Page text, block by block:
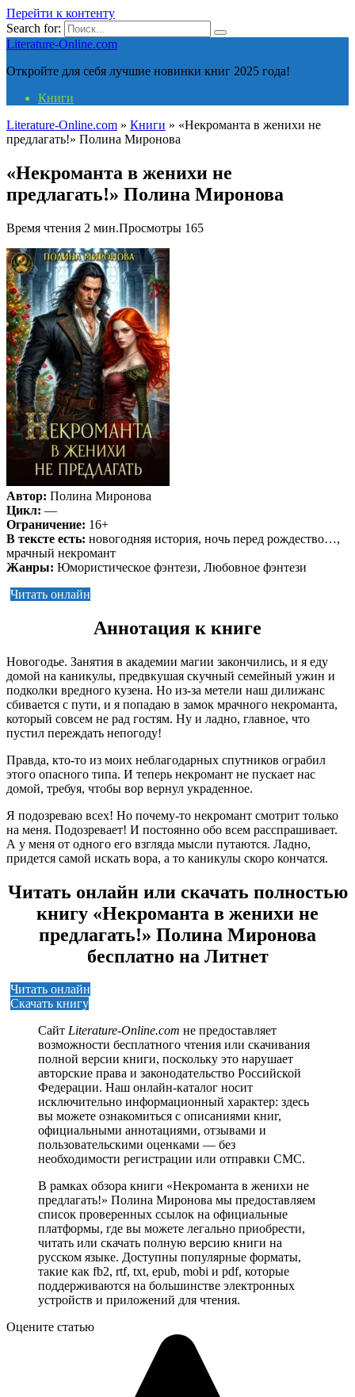
Перейти к контенту
Search for:
Literature-Online.com
Откройте для себя лучшие новинки книг 2025 года!
Книги
Literature-Online.com » Книги » «Некроманта в женихи не
предлагать!» Полина Миронова
«Некроманта в женихи не
предлагать!» Полина Миронова
Время чтения 2 мин.Просмотры 165
Автор: Полина Миронова
Цикл: —
Ограничение: 16+
В тексте есть: новогодняя история, ночь перед рождество…,
мрачный некромант
Жанры: Юмористическое фэнтези, Любовное фэнтези
Читать онлайн
Аннотация к книге
Новогодье. Занятия в академии магии закончились, и я еду
домой на каникулы, предвкушая скучный семейный ужин и
подколки вредного кузена. Но из-за метели наш дилижанс
сбивается с пути, и я попадаю в замок мрачного некроманта,
который совсем не рад гостям. Ну и ладно, главное, что
пустил переждать непогоду!
Правда, кто-то из моих неблагодарных спутников ограбил
этого опасного типа. И теперь некромант не пускает нас
домой, требуя, чтобы вор вернул украденное.
Я подозреваю всех! Но почему-то некромант смотрит только
на меня. Подозревает! И постоянно обо всем расспрашивает.
А у меня от одного его взгляда мысли путаются. Ладно,
придется самой искать вора, а то каникулы скоро кончатся.
Читать онлайн или скачать полностью
книгу «Некроманта в женихи не
предлагать!» Полина Миронова
бесплатно на Литнет
Читать онлайн
Скачать книгу
Сайт Literature-Online.com не предоставляет
возможности бесплатного чтения или скачивания
полной версии книги, поскольку это нарушает
авторские права и законодательство Российской
Федерации. Наш онлайн-каталог носит
исключительно информационный характер: здесь
вы можете ознакомиться с описаниями книг,
официальными аннотациями, отзывами и
пользовательскими оценками — без
необходимости регистрации или отправки СМС.
В рамках обзора книги «Некроманта в женихи не
предлагать!» Полина Миронова мы предоставляем
список проверенных ссылок на официальные
платформы, где вы можете легально приобрести,
читать или скачать полную версию книги на
русском языке. Доступны популярные форматы,
такие как fb2, rtf, txt, epub, mobi и pdf, которые
поддерживаются на большинстве электронных
устройств и приложений для чтения.
Оцените статью